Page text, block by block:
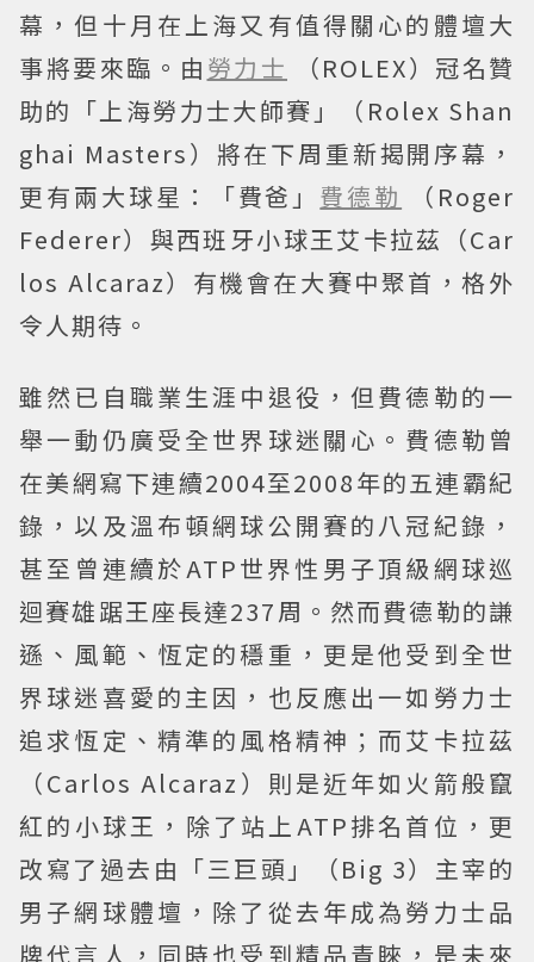
幕，但十月在上海又有值得關心的體壇大
事將要來臨。由 勞力士
（ROLEX）冠名贊
助的「上海勞力士大師賽」（Rolex Shan
ghai Masters）將在下周重新揭開序幕，
更有兩大球星：「費爸」 費德勒
（Roger
Federer）與西班牙小球王艾卡拉茲（Car
los Alcaraz）有機會在大賽中聚首，格外
令人期待。
雖然已自職業生涯中退役，但費德勒的一
舉一動仍廣受全世界球迷關心。費德勒曾
在美網寫下連續2004至2008年的五連霸紀
錄，以及溫布頓網球公開賽的八冠紀錄，
甚至曾連續於ATP世界性男子頂級網球巡
迴賽雄踞王座長達237周。然而費德勒的謙
遜、風範、恆定的穩重，更是他受到全世
界球迷喜愛的主因，也反應出一如勞力士
追求恆定、精準的風格精神；而艾卡拉茲
（Carlos Alcaraz）則是近年如火箭般竄
紅的小球王，除了站上ATP排名首位，更
改寫了過去由「三巨頭」（Big 3）主宰的
男子網球體壇，除了從去年成為勞力士品
牌代言人，同時也受到精品青睞，是未來